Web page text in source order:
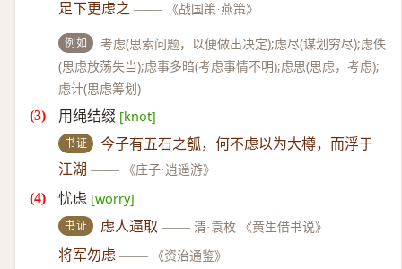
足下更虑之 —— 《战国策·燕策》
例如
考虑(思索问题，以便做出决定);虑尽(谋划穷尽);虑佚
(思虑放荡失当);虑事多暗(考虑事情不明);虑思(思虑，考虑);
虑计(思虑筹划)
用绳结缀 [knot]
书证
今子有五石之瓠，何不虑以为大樽，而浮于
江湖 —— 《庄子·逍遥游》
忧虑 [worry]
书证 虑人逼取 —— 清·袁枚 《黄生借书说》
将军勿虑 —— 《资治通鉴》